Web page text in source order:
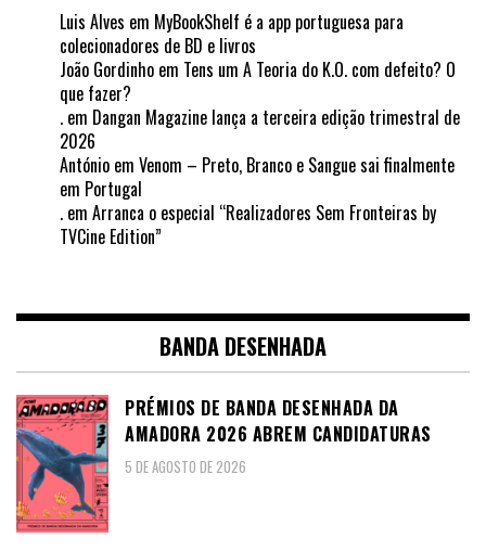
Luis Alves em MyBookShelf é a app portuguesa para
colecionadores de BD e livros
João Gordinho em Tens um A Teoria do K.O. com defeito? O
que fazer?
. em Dangan Magazine lança a terceira edição trimestral de
2026
António em Venom – Preto, Branco e Sangue sai finalmente
em Portugal
. em Arranca o especial “Realizadores Sem Fronteiras by
TVCine Edition”
BANDA DESENHADA
PRÉMIOS DE BANDA DESENHADA DA
AMADORA 2026 ABREM CANDIDATURAS
5 DE AGOSTO DE 2026